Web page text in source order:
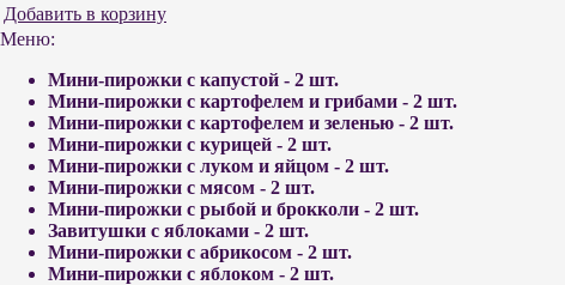
Добавить в корзину
Меню:
Мини-пирожки с капустой - 2 шт.
Мини-пирожки с картофелем и грибами - 2 шт.
Мини-пирожки с картофелем и зеленью - 2 шт.
Мини-пирожки с курицей - 2 шт.
Мини-пирожки с луком и яйцом - 2 шт.
Мини-пирожки с мясом - 2 шт.
Мини-пирожки с рыбой и брокколи - 2 шт.
Завитушки с яблоками - 2 шт.
Мини-пирожки с абрикосом - 2 шт.
Мини-пирожки с яблоком - 2 шт.